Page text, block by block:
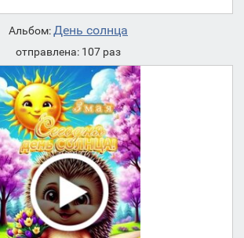
Альбом:День солнца
отправлена: 107 раз